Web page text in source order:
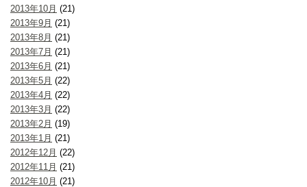
2013年10月 (21)
2013年9月 (21)
2013年8月 (21)
2013年7月 (21)
2013年6月 (21)
2013年5月 (22)
2013年4月 (22)
2013年3月 (22)
2013年2月 (19)
2013年1月 (21)
2012年12月 (22)
2012年11月 (21)
2012年10月 (21)